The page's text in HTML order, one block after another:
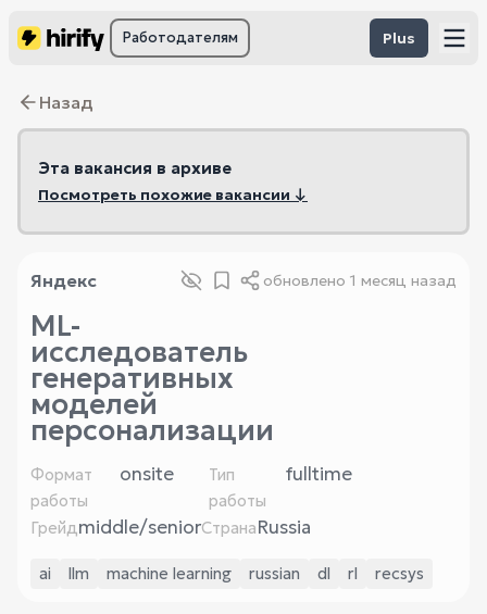
Работодателям Plus
Назад
Эта вакансия в архиве
Посмотреть похожие вакансии ↓
Яндекс обновлено 1 месяц назад
ML-
исследователь
генеративных
моделей
персонализации
Формат
работы
onsite
Тип
работы
fulltime
Грейдmiddle/seniorСтранаRussia
ai llm machine learning russian dl rl recsys